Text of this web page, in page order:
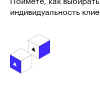
индивидуальность